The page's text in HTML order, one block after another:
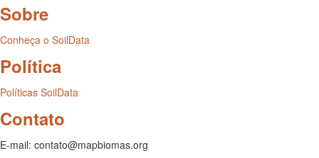
Sobre
Conheça o SoilData
Política
Políticas SoilData
Contato
E-mail: contato@mapbiomas.org